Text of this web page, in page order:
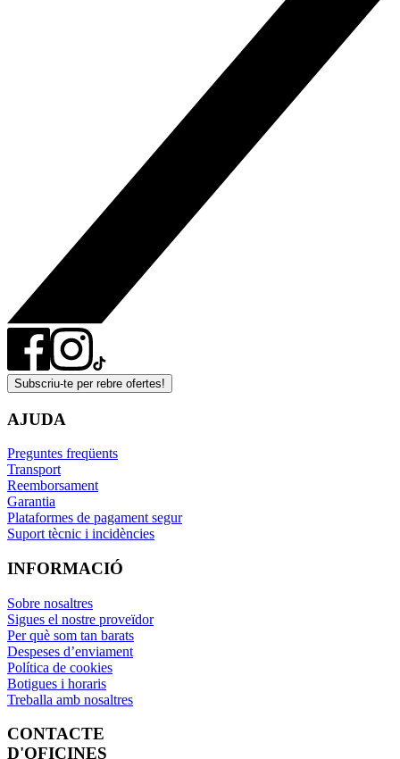
Subscriu-te per rebre ofertes!
AJUDA
Preguntes freqüents
Transport
Reemborsament
Garantia
Plataformes de pagament segur
Suport tècnic i incidències
INFORMACIÓ
Sobre nosaltres
Sigues el nostre proveïdor
Per què som tan barats
Despeses d’enviament
Política de cookies
Botigues i horaris
Treballa amb nosaltres
CONTACTE
D'OFICINES